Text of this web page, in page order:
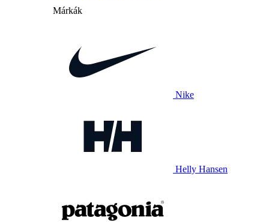
Márkák
Nike
Helly Hansen